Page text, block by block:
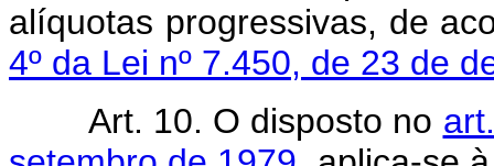
alíquotas progressivas, de
4º da Lei nº 7.450, de 23 de
Art. 10. O disposto no